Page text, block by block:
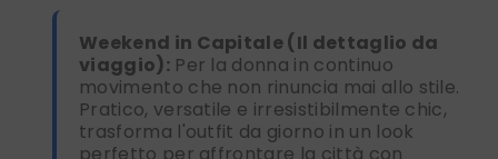
Weekend in Capitale (Il dettaglio da
viaggio):Per la donna in continuo
movimento che non rinuncia mai allo stile.
Pratico, versatile e irresistibilmente chic,
trasforma l'outfit da giorno in un look